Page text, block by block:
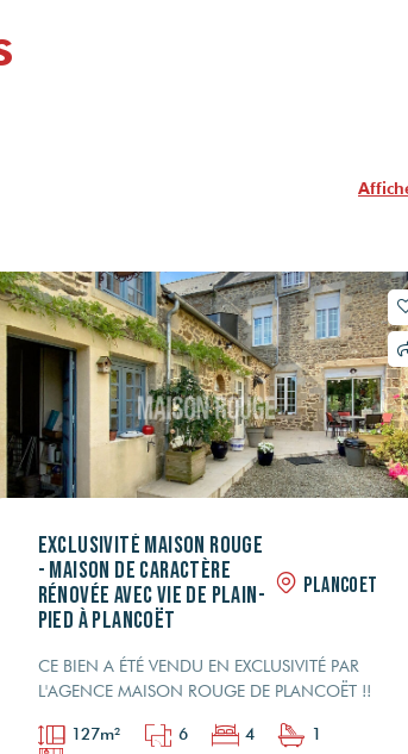
Exclusivité Maison Rouge
- Maison de caractère
rénovée avec vie de plain-
pied à Plancoët
PLANCOET
CE BIEN A ÉTÉ VENDU EN EXCLUSIVITÉ PAR
L'AGENCE MAISON ROUGE DE PLANCOËT !!
127m² 6 4
1